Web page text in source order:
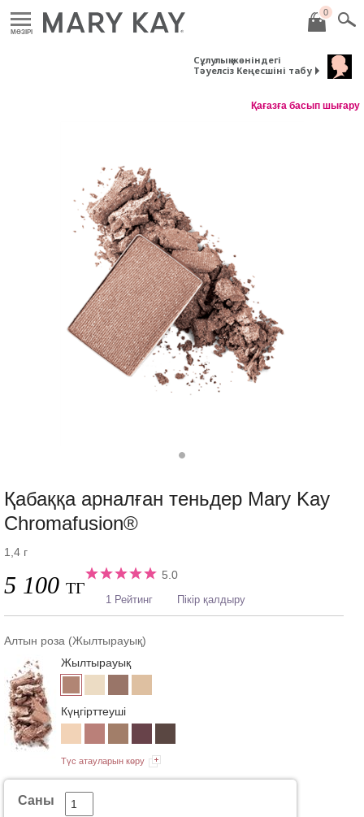
MӘЗІРІ
0
Сұлулық жөніндегі
Тәуелсіз Кеңесшіні табу
Қағазға басып шығару
Қабаққа арналған теньдер Mary Kay
Chromafusion®
1,4 г
5 100 ТГ
5.0
1 Рейтинг Пікір қалдыру
Алтын роза (Жылтырауық)
Жылтырауық
Күңгірттеуші
Түс атауларын көру
Саны